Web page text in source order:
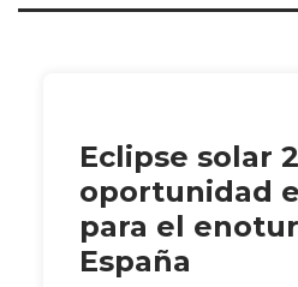
Eclipse solar
oportunidad
para el
España